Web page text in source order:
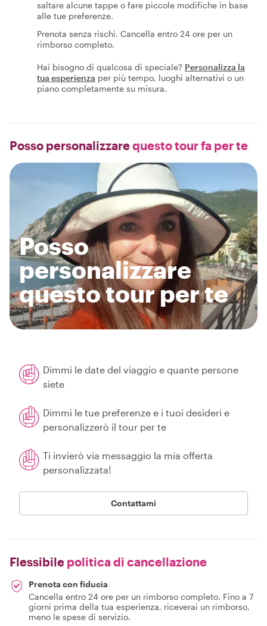
saltare alcune tappe o fare piccole modifiche in base
alle tue preferenze.
Prenota senza rischi. Cancella entro 24 ore per un
rimborso completo.
Hai bisogno di qualcosa di speciale? Personalizza la
tua esperienza per più tempo, luoghi alternativi o un
piano completamente su misura.
Posso personalizzarequesto tour fa per te
Posso
personalizzare
questo tour per te
Dimmi le date del viaggio e quante persone
siete
Dimmi le tue preferenze e i tuoi desideri e
personalizzerò il tour per te
Ti invierò via messaggio la mia offerta
personalizzata!
Contattami
Flessibile politica di cancellazione
Prenota con fiducia
Cancella entro 24 ore per un rimborso completo. Fino a 7
giorni prima della tua esperienza, riceverai un rimborso,
meno le spese di servizio.